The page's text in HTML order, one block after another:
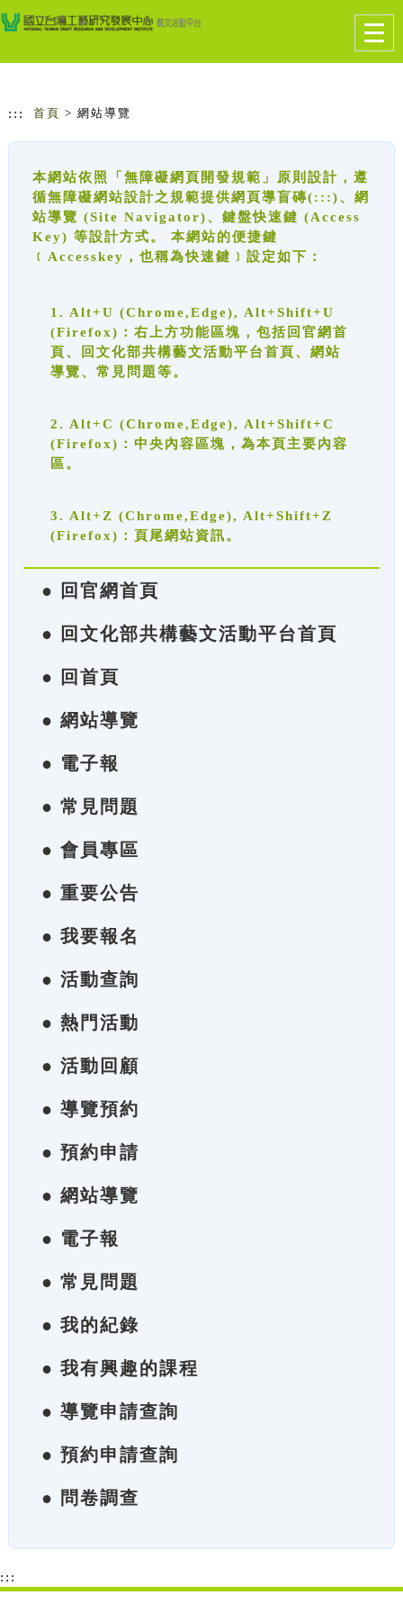
跳到主要內容
網站導覽
::: 首頁 > 網站導覽
本網站依照「無障礙網頁開發規範」原則設計，遵
循無障礙網站設計之規範提供網頁導盲磚(:::)、網
站導覽 (Site Navigator)、鍵盤快速鍵 (Access
Key) 等設計方式。 本網站的便捷鍵
﹝Accesskey，也稱為快速鍵﹞設定如下：
1. Alt+U (Chrome,Edge), Alt+Shift+U
(Firefox)：右上方功能區塊，包括回官網首
頁、回文化部共構藝文活動平台首頁、網站
導覽、常見問題等。
2. Alt+C (Chrome,Edge), Alt+Shift+C
(Firefox)：中央內容區塊，為本頁主要內容
區。
3. Alt+Z (Chrome,Edge), Alt+Shift+Z
(Firefox)：頁尾網站資訊。
● 回官網首頁
● 回文化部共構藝文活動平台首頁
● 回首頁
● 網站導覽
● 電子報
● 常見問題
● 會員專區
● 重要公告
● 我要報名
● 活動查詢
● 熱門活動
● 活動回顧
● 導覽預約
● 預約申請
● 網站導覽
● 電子報
● 常見問題
● 我的紀錄
● 我有興趣的課程
● 導覽申請查詢
● 預約申請查詢
● 問卷調查
:::